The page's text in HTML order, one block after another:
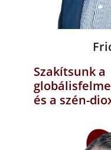
Szakítsunk a
és a szén-